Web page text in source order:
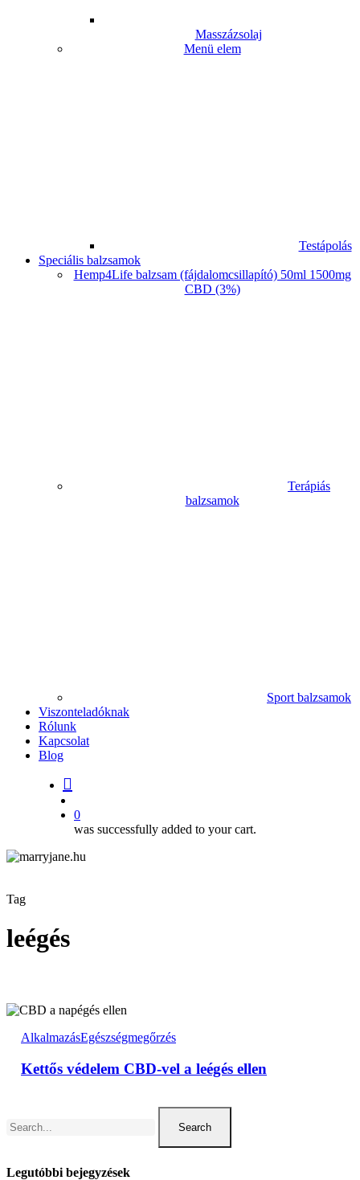
Masszázsolaj
Menü elem
Testápolás
Speciális balzsamok
Hemp4Life balzsam (fájdalomcsillapító) 50ml 1500mg
CBD (3%)
Terápiás
balzsamok
Sport balzsamok
Viszonteladóknak
Rólunk
Kapcsolat
Blog
0
was successfully added to your cart.
Tag
leégés
Kettős
CBD-
AlkalmazásEgészségmegőrzés
Kettős védelem CBD-vel a leégés ellen
Search
Legutóbbi bejegyzések